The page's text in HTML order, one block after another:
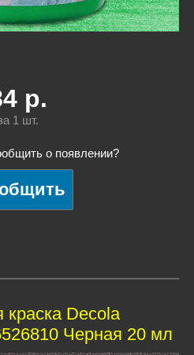
р.
1 шт.
о появлении?
краска Decola
Черная 20 мл